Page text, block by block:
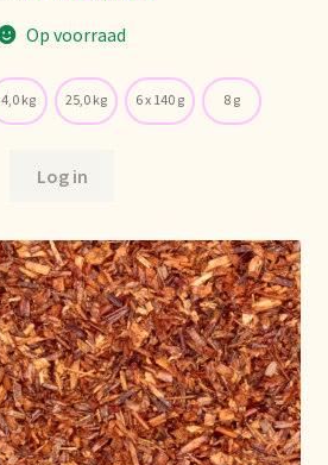
Op voorraad
4,0 kg 25,0 kg 6 x 140 g 8 g
Log in